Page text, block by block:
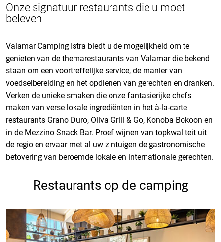
Onze signatuur restaurants die u moet
beleven
Valamar Camping Istra biedt u de mogelijkheid om te
genieten van de themarestaurants van Valamar die bekend
staan om een voortreffelijke service, de manier van
voedselbereiding en het opdienen van gerechten en dranken.
Verken de unieke smaken die onze fantasierijke chefs
maken van verse lokale ingrediënten in het à-la-carte
restaurants Grano Duro, Oliva Grill & Go, Konoba Bokoon en
in de Mezzino Snack Bar. Proef wijnen van topkwaliteit uit
de regio en ervaar met al uw zintuigen de gastronomische
betovering van beroemde lokale en internationale gerechten.
Restaurants op de camping